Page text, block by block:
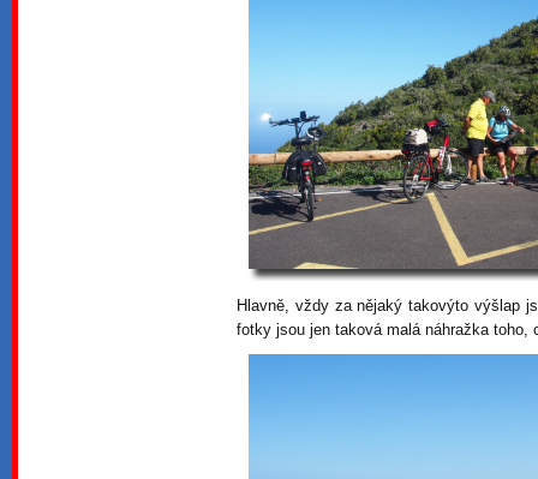
Hlavně, vždy za nějaký takovýto výšlap
fotky jsou jen taková malá náhražka toho,